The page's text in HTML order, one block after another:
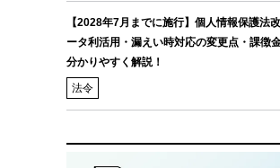
【2028年7月までに施行】個人情報保護法
ータ利活用・漏えい時対応の変更点・課徴
分かりやすく解説！
法令